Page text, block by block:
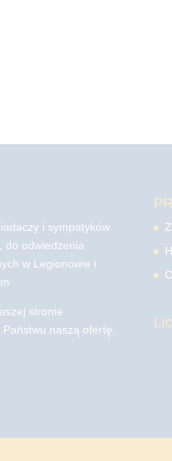
i sympatyków
do odwiedzenia
w Legionowie i
stronie
naszą ofertę.